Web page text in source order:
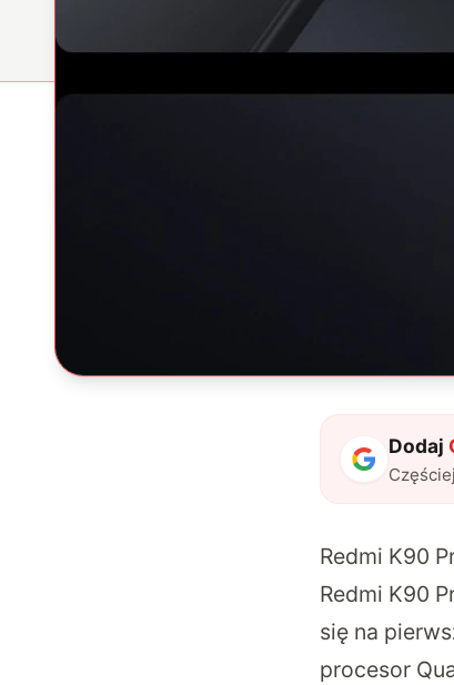
Dodaj
Redmi K90
Redmi K90
się na
procesor